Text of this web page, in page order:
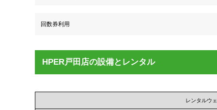
回数券利用
HPER戸田店の設備とレンタル
レンタルウ